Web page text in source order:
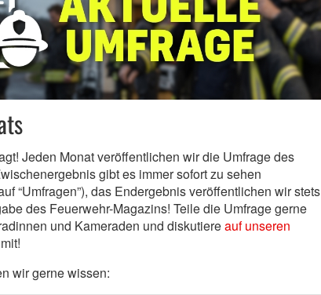
Jeden Monat veröffentlichen wir die Umfrage des
gibt es immer sofort zu sehen
“Umfragen”), das Endergebnis veröffentlichen wir stets
des Feuerwehr-Magazins! Teile die Umfrage gerne
und Kameraden und diskutiereauf unseren
mit!
wir gerne wissen: